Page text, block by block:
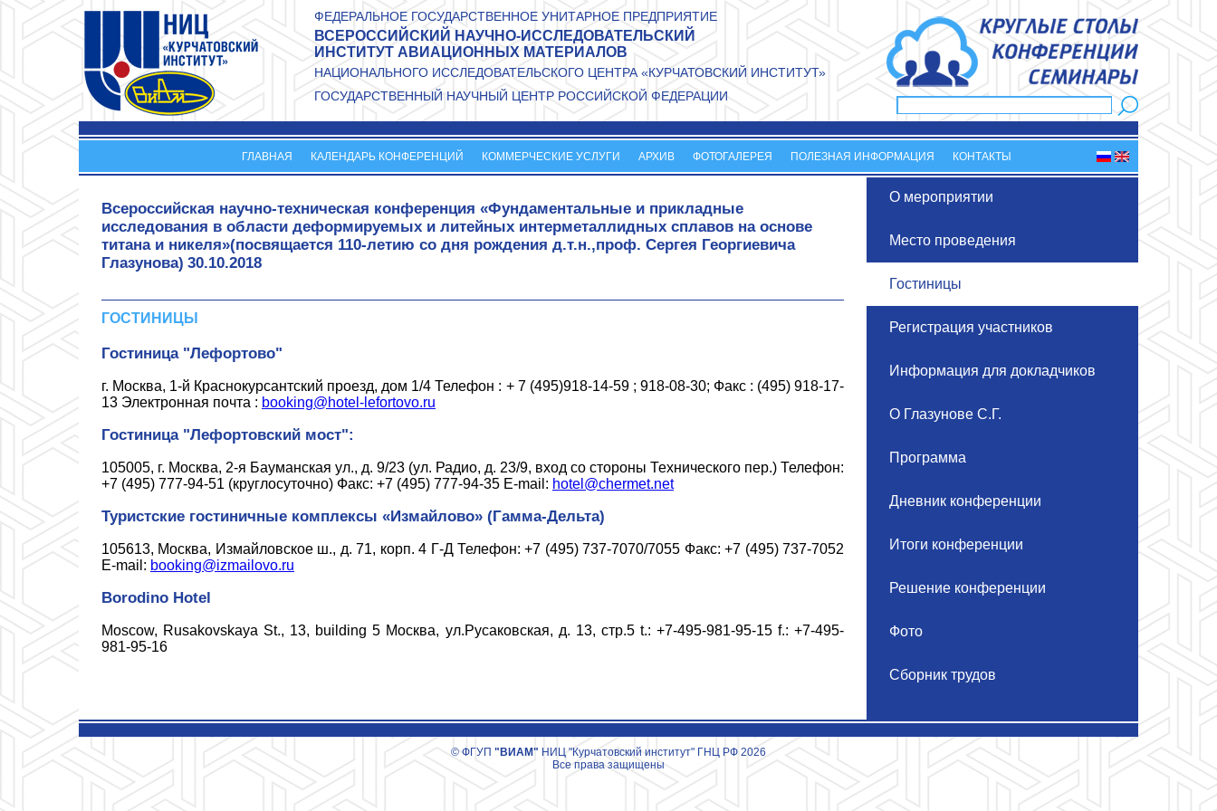
Перейти к основному содержанию
ФЕДЕРАЛЬНОЕ ГОСУДАРСТВЕННОЕ УНИТАРНОЕ ПРЕДПРИЯТИЕ
ВСЕРОССИЙСКИЙ НАУЧНО-ИССЛЕДОВАТЕЛЬСКИЙ
ИНСТИТУТ АВИАЦИОННЫХ МАТЕРИАЛОВ
НАЦИОНАЛЬНОГО ИССЛЕДОВАТЕЛЬСКОГО ЦЕНТРА «КУРЧАТОВСКИЙ ИНСТИТУТ»
ГОСУДАРСТВЕННЫЙ НАУЧНЫЙ ЦЕНТР РОССИЙСКОЙ ФЕДЕРАЦИИ
Форма поиска
ГЛАВНАЯ КАЛЕНДАРЬ КОНФЕРЕНЦИЙ КОММЕРЧЕСКИЕ УСЛУГИ АРХИВ ФОТОГАЛЕРЕЯ ПОЛЕЗНАЯ ИНФОРМАЦИЯ КОНТАКТЫ
О мероприятии
Место проведения
Гостиницы
Регистрация участников
Информация для докладчиков
О Глазунове С.Г.
Программа
Дневник конференции
Итоги конференции
Решение конференции
Фото
Сборник трудов
Всероссийская научно-техническая конференция «Фундаментальные и прикладные
исследования в области деформируемых и литейных интерметаллидных сплавов на основе
титана и никеля»(посвящается 110-летию со дня рождения д.т.н.,проф. Сергея Георгиевича
Глазунова) 30.10.2018
ГОСТИНИЦЫ
Гостиница "Лефортово"
г. Москва, 1-й Краснокурсантский проезд, дом 1/4 Телефон : + 7 (495)918-14-59 ; 918-08-30; Факс : (495) 918-17-
13 Электронная почта : booking@hotel-lefortovo.ru
Гостиница "Лефортовский мост":
105005, г. Москва, 2-я Бауманская ул., д. 9/23 (ул. Радио, д. 23/9, вход со стороны Технического пер.) Телефон:
+7 (495) 777-94-51 (круглосуточно) Факс: +7 (495) 777-94-35 E-mail: hotel@chermet.net
Туристские гостиничные комплексы «Измайлово» (Гамма-Дельта)
105613, Москва, Измайловское ш., д. 71, корп. 4 Г-Д Телефон: +7 (495) 737-7070/7055 Факс: +7 (495) 737-7052
E-mail: booking@izmailovo.ru
Borodino Hotel
Moscow, Rusakovskaya St., 13, building 5 Москва, ул.Русаковская, д. 13, стр.5 t.: +7-495-981-95-15 f.: +7-495-
981-95-16
© ФГУП "ВИАМ" НИЦ "Курчатовский институт" ГНЦ РФ 2026
Все права защищены